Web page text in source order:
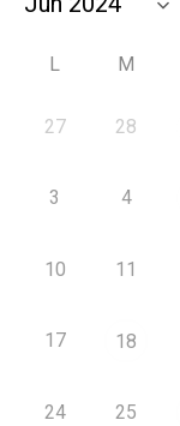
L M
27 28
3 4
10 11
17 18
24 25